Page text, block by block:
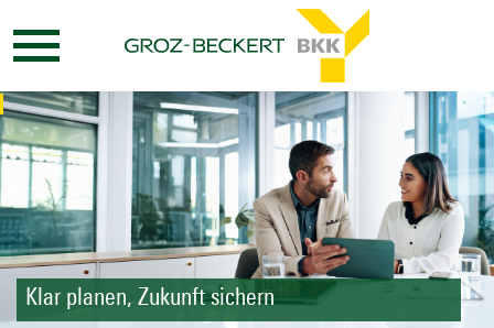
Klar planen, Zukunft sichern